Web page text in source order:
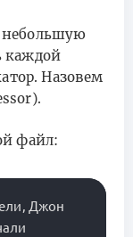
небольшую
каждой
Назовем
файл:
Джон